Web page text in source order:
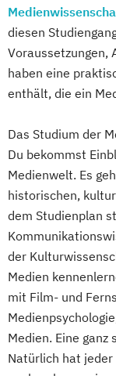
diesen
Voraussetzungen,
haben eine
enthält, die ein
Das Studium der
Du bekommst
Medienwelt. Es
historischen,
dem Studienplan
der
Medien
mit Film- und
Medien. Eine
Natürlich hat